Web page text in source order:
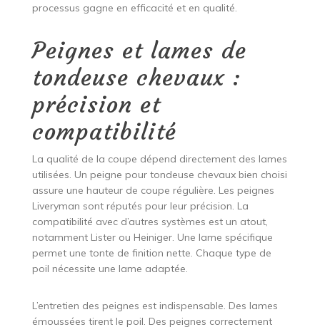
processus gagne en efficacité et en qualité.
Peignes et lames de
tondeuse chevaux :
précision et
compatibilité
La qualité de la coupe dépend directement des lames
utilisées. Un peigne pour tondeuse chevaux bien choisi
assure une hauteur de coupe régulière. Les peignes
Liveryman sont réputés pour leur précision. La
compatibilité avec d’autres systèmes est un atout,
notamment Lister ou Heiniger. Une lame spécifique
permet une tonte de finition nette. Chaque type de
poil nécessite une lame adaptée.
L’entretien des peignes est indispensable. Des lames
émoussées tirent le poil. Des peignes correctement